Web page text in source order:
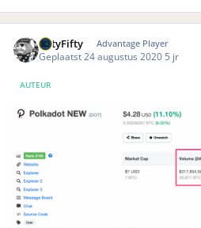
FiftyFifty Advantage Player
Geplaatst24 augustus 2020 5 jr
AUTEUR